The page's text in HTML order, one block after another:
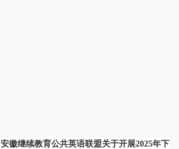
安徽继续教育公共英语联盟关于开展2025年下